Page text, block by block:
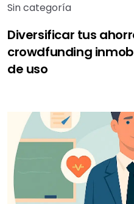
Sin categoría
Diversificar tus
crowdfunding
de uso